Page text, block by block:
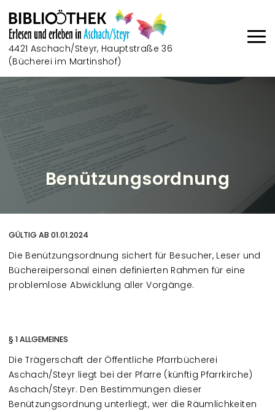
Direkt zum Inhalt
4421 Aschach/Steyr, Hauptstraße 36
(Bücherei im Martinshof)
Benützungsordnung
GÜLTIG AB 01.01.2024
Die Benützungsordnung sichert für Besucher, Leser und
Büchereipersonal einen definierten Rahmen für eine
problemlose Abwicklung aller Vorgänge.
§ 1 ALLGEMEINES
Die Trägerschaft der Öffentliche Pfarrbücherei
Aschach/Steyr liegt bei der Pfarre (künftig Pfarrkirche)
Aschach/Steyr. Den Bestimmungen dieser
Benützungsordnung unterliegt, wer die Räumlichkeiten